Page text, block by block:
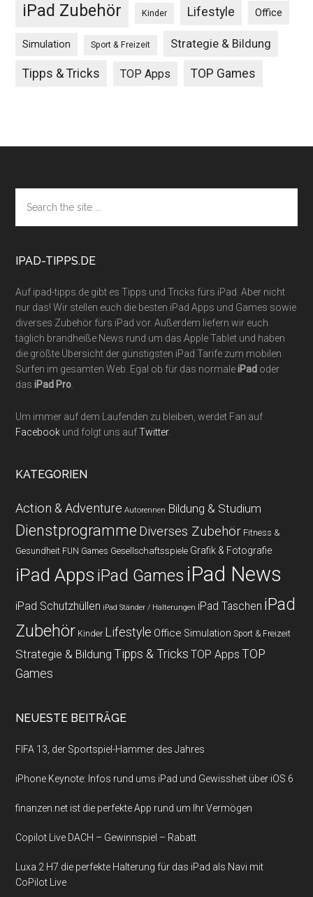
iPad Zubehör Kinder Lifestyle Office
Simulation Sport & Freizeit Strategie & Bildung
Tipps & Tricks TOP Apps TOP Games
Footer
the
site
IPAD-TIPPS.DE
Auf ipad-tipps.de gibt es Tipps und Tricks fürs iPad. Aber nicht
nur das! Wir stellen euch die besten iPad Apps und Games sowie
diverses Zubehör fürs iPad vor. Außerdem liefern wir euch
täglich brandheiße News rund um das Apple Tablet und haben
die größte Übersicht der günstigsten iPad Tarife zum mobilen
Surfen im gesamten Web. Egal ob für das normaleiPad oder
dasiPad Pro
Um immer auf dem Laufenden zu bleiben, werdet Fan auf
Facebook und folgt uns aufTwitter.
KATEGORIEN
Action & Adventure Autorennen Bildung & Studium
Dienstprogramme Diverses Zubehör Fitness &
Gesundheit FUN Games Gesellschaftsspiele Grafik & Fotografie
iPad Apps iPad Games iPad News
iPad Schutzhüllen iPad Ständer / Halterungen iPad Taschen iPad
Zubehör Kinder Lifestyle Office Simulation Sport & Freizeit
Strategie & Bildung Tipps & Tricks TOP Apps TOP
Games
NEUESTE BEITRÄGE
FIFA 13, der Sportspiel-Hammer des Jahres
iPhone Keynote: Infos rund ums iPad und Gewissheit über iOS 6
finanzen.net ist die perfekte App rund um Ihr Vermögen
Copilot Live DACH – Gewinnspiel – Rabatt
Luxa 2 H7 die perfekte Halterung für das iPad als Navi mit
CoPilot Live